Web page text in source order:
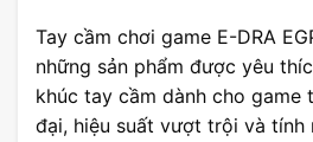
Tay cầm chơi game E-DRA
những sản phẩm được yêu
khúc tay cầm dành cho game
đại, hiệu suất vượt trội và tính